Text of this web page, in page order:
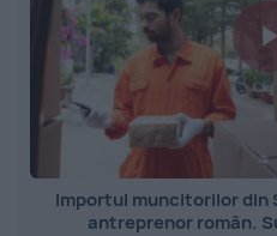
Importul muncitorilor din
antreprenor român.